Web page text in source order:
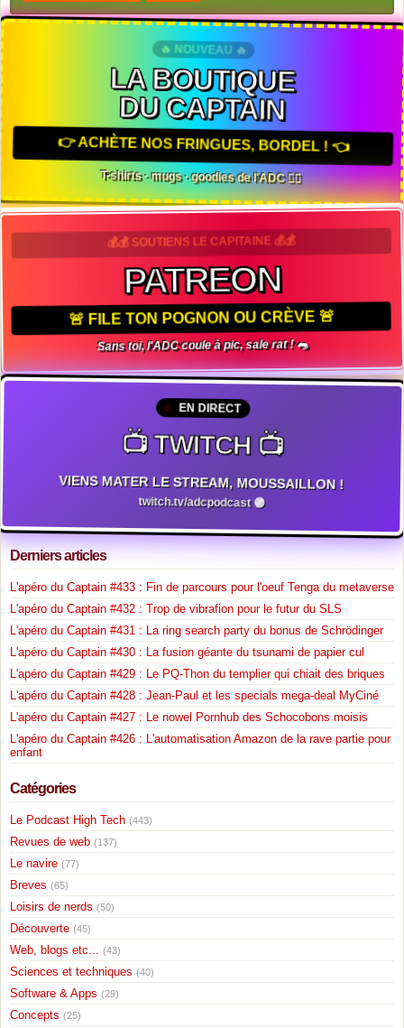
🔥 NOUVEAU 🔥
LA BOUTIQUE
DU CAPTAIN
👉 ACHÈTE NOS FRINGUES, BORDEL ! 👈
T-shirts · mugs · goodies de l'ADC 🏴‍☠️
💰💰 SOUTIENS LE CAPITAINE 💰💰
PATREON
🚨 FILE TON POGNON OU CRÈVE 🚨
Sans toi, l'ADC coule à pic, sale rat ! 🐀
EN DIRECT
📺 TWITCH 📺
VIENS MATER LE STREAM, MOUSSAILLON !
twitch.tv/adcpodcast 🟣
Derniers articles
L'apéro du Captain #433 : Fin de parcours pour l'oeuf Tenga du metaverse
L'apéro du Captain #432 : Trop de vibrafion pour le futur du SLS
L'apéro du Captain #431 : La ring search party du bonus de Schrödinger
L'apéro du Captain #430 : La fusion géante du tsunami de papier cul
L'apéro du Captain #429 : Le PQ-Thon du templier qui chiait des briques
L'apéro du Captain #428 : Jean-Paul et les specials mega-deal MyCiné
L'apéro du Captain #427 : Le nowel Pornhub des Schocobons moisis
L'apéro du Captain #426 : L'automatisation Amazon de la rave partie pour
enfant
Catégories
Le Podcast High Tech (443)
Revues de web (137)
Le navire (77)
Breves (65)
Loisirs de nerds (50)
Découverte (45)
Web, blogs etc... (43)
Sciences et techniques (40)
Software & Apps (29)
Concepts (25)